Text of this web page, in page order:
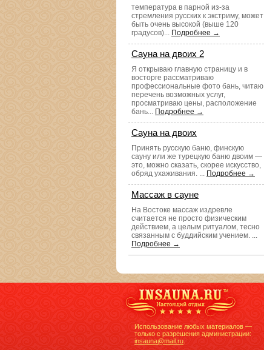
температура в парной из-за
стремления русских к экстриму, может
быть очень высокой (выше 120
градусов)... Подробнее →
Сауна на двоих 2
Я открываю главную страницу и в
восторге рассматриваю
профессиональные фото бань, читаю
перечень возможных услуг,
просматриваю цены, расположение
бань... Подробнее →
Сауна на двоих
Принять русскую баню, финскую
сауну или же турецкую баню двоим —
это, можно сказать, скорее искусство,
обряд ухаживания. ... Подробнее →
Массаж в сауне
На Востоке массаж издревле
считается не просто физическим
действием, а целым ритуалом, тесно
связанным с буддийским учением. ...
Подробнее →
Использование любых материалов —
только с разрешения администрации:
insauna@mail.ru